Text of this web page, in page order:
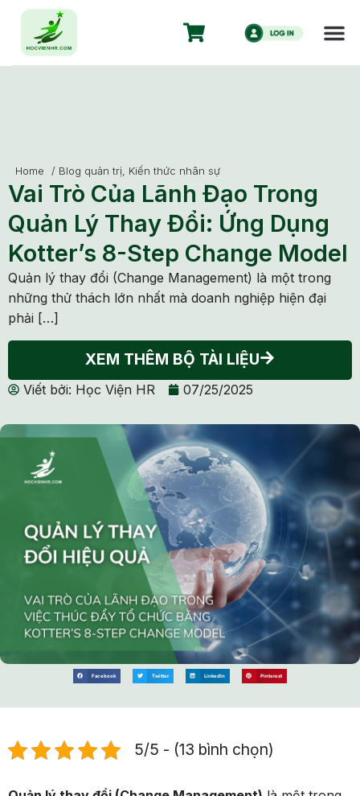
Home / Blog quản trị, Kiến thức nhân sự
Vai Trò Của Lãnh Đạo Trong
Quản Lý Thay Đổi: Ứng Dụng
Kotter’s 8-Step Change Model
Quản lý thay đổi (Change Management) là một trong
những thử thách lớn nhất mà doanh nghiệp hiện đại
phải […]
XEM THÊM BỘ TÀI LIỆU
Viết bởi: Học Viện HR 07/25/2025
Facebook Twitter LinkedIn Pinterest
5/5 - (13 bình chọn)